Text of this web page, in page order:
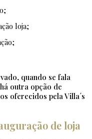
loja;
quando se fala
outra opção de
oferecidos pela Villa´s
de loja